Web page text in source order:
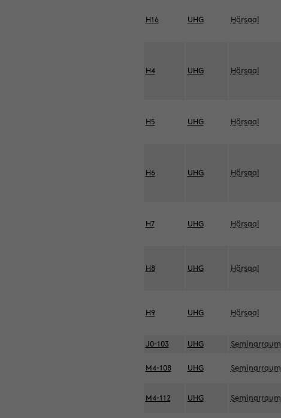
H16 UHG Hörsaal
H4 UHG Hörsaal
H5 UHG Hörsaal
H6 UHG Hörsaal
H7 UHG Hörsaal
H8 UHG Hörsaal
H9 UHG Hörsaal
J0-103 UHG Seminarraum
M4-108 UHG Seminarraum
M4-112 UHG Seminarraum